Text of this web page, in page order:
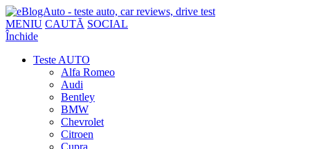
MENIU CAUTĂ SOCIAL
Închide
Teste AUTO
Alfa Romeo
Audi
Bentley
BMW
Chevrolet
Citroen
Cupra